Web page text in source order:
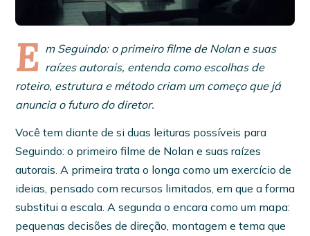
E m Seguindo: o primeiro filme de Nolan e suas
raízes autorais, entenda como escolhas de
roteiro, estrutura e método criam um começo que já
anuncia o futuro do diretor.
Você tem diante de si duas leituras possíveis para
Seguindo: o primeiro filme de Nolan e suas raízes
autorais. A primeira trata o longa como um exercício de
ideias, pensado com recursos limitados, em que a forma
substitui a escala. A segunda o encara como um mapa:
pequenas decisões de direção, montagem e tema que